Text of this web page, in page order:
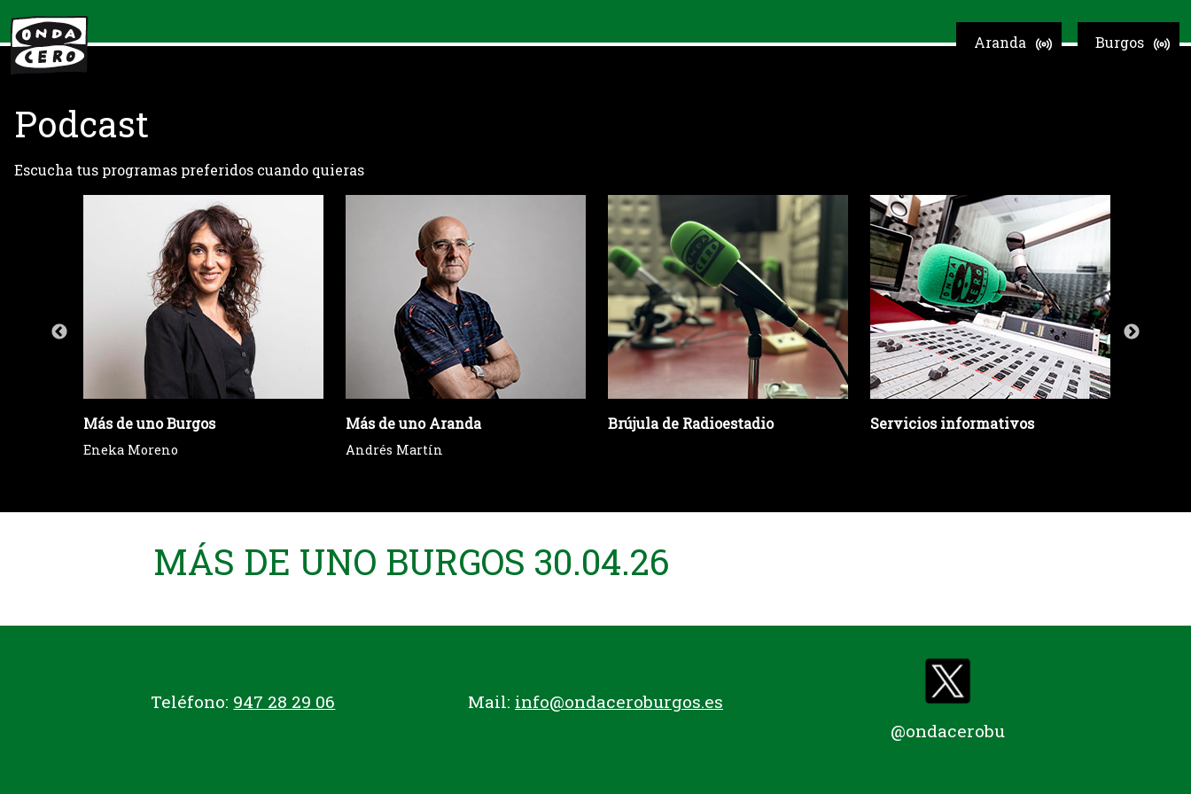
Burgos
Aranda
Podcast
Escucha tus programas preferidos cuando quieras
Más de uno Burgos
Eneka Moreno
Más de uno Aranda
Andrés Martín
Brújula de Radioestadio Servicios informativos
MÁS DE UNO BURGOS 30.04.26
Teléfono: 947 28 29 06 Mail: info@ondaceroburgos.es
@ondacerobu